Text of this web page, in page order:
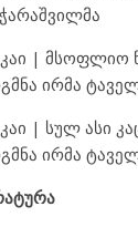
| მსოფლიო
ირმა
| სულ ასი
ირმა